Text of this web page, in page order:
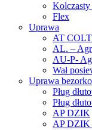
Flex
Uprawa
AT
AL. –
AU-P-
Wał
Uprawa
Pług
Pług
AP DZIK
AP